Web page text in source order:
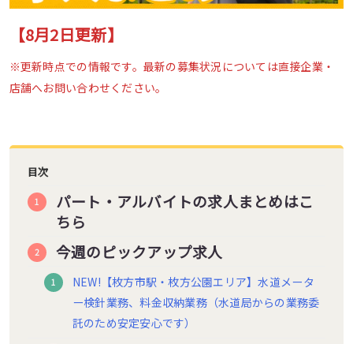
【8月2日更新】
※更新時点での情報です。最新の募集状況については直接企業・
店舗へお問い合わせください。
目次
パート・アルバイトの求人まとめはこ
ちら
今週のピックアップ求人
NEW!【枚方市駅・枚方公園エリア】水道メータ
ー検針業務、料金収納業務（水道局からの業務委
託のため安定安心です）